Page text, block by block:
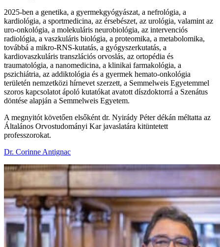
2025-ben a genetika, a gyermekgyógyászat, a nefrológia, a
kardiológia, a sportmedicina, az érsebészet, az urológia, valamint az
uro-onkológia, a molekuláris neurobiológia, az intervenciós
radiológia, a vaszkuláris biológia, a proteomika, a metabolomika,
továbbá a mikro-RNS-kutatás, a gyógyszerkutatás, a
kardiovaszkuláris transzlációs orvoslás, az ortopédia és
traumatológia, a nanomedicina, a klinikai farmakológia, a
pszichiátria, az addiktológia és a gyermek hemato-onkológia
területén nemzetközi hírnevet szerzett, a Semmelweis Egyetemmel
szoros kapcsolatot ápoló kutatókat avatott díszdoktorrá a Szenátus
döntése alapján a Semmelweis Egyetem.
A megnyitót követően elsőként dr. Nyirády Péter dékán méltatta az
Általános Orvostudományi Kar javaslatára kitüntetett
professzorokat.
Dr. Corinne Antignac